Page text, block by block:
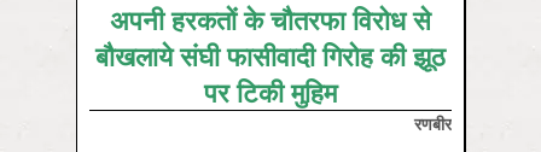
अपनी हरकतों के चौतरफा विरोध से
बौखलाये संघी फासीवादी गिरोह की झूठ
पर टिकी मुहिम
रणबीर